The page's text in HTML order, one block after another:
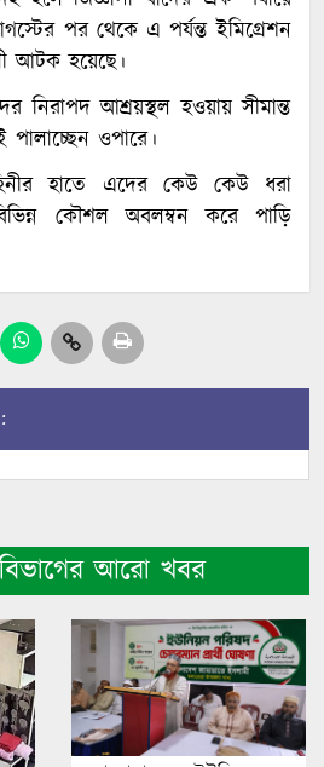
পর থেকে এ পর্যন্ত ইমিগ্রেশন
আটক হয়েছে।
নিরাপদ আশ্রয়স্থল হওয়ায় সীমান্ত
ওপারে।
হাতে এদের কেউ কেউ ধরা
কৌশল অবলম্বন করে পাড়ি
আরো খবর